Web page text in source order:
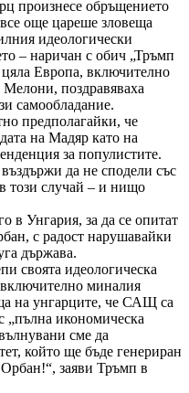
произнесе обръщението
още цареше зловеща
идеологически
– наричан с обич „Тръмп
Европа, включително
поздравяваха
самообладание.
предполагайки, че
на Мадяр като на
за популистите.
да не сподели със
този случай – и нищо
в Унгария, за да се опитат
с радост нарушавайки
държава.
своята идеологическа
миналия
на унгарците, че САЩ са
„пълна икономическа
сме да
който ще бъде генериран
заяви Тръмп в